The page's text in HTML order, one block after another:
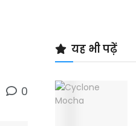
0
यह भी पढ़ें